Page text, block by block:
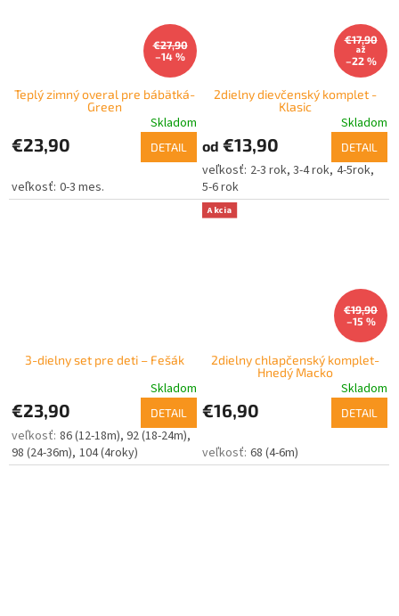
€27,90
–14 %
Teplý zimný overal pre bábätká-
Green
Skladom
€23,90 DETAIL
0-3 mes.
€17,90
až
–22 %
2dielny dievčenský komplet -
Klasic
Skladom
od €13,90 DETAIL
2-3 rok 3-4 rok 4-5rok
5-6 rok
3-dielny set pre deti – Fešák
Skladom
€23,90 DETAIL
86 (12-18m) 92 (18-24m)
98 (24-36m) 104 (4roky)
Akcia
€19,90
–15 %
2dielny chlapčenský komplet-
Hnedý Macko
Skladom
€16,90 DETAIL
68 (4-6m)